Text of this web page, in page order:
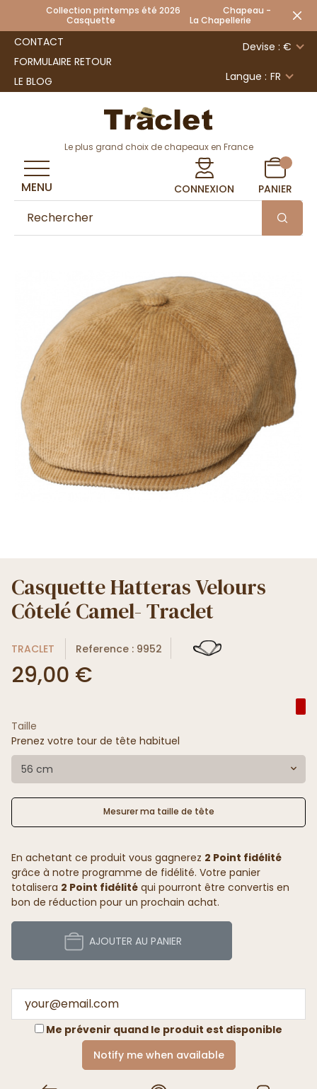
Collection printemps été 2026 Chapeau -
Casquette La Chapellerie
CONTACT
FORMULAIRE RETOUR
LE BLOG
Devise : €
Langue : FR
Le plus grand choix de chapeaux en France
CONNEXION PANIER
MENU
Casquette Hatteras Velours
Côtelé Camel- Traclet
TRACLET Reference : 9952
29,00 €
Taille
Prenez votre tour de tête habituel
56 cm
Mesurer ma taille de tête
En achetant ce produit vous gagnerez 2 Point fidélité
grâce à notre programme de fidélité. Votre panier
totalisera 2 Point fidélité qui pourront être convertis en
bon de réduction pour un prochain achat.
AJOUTER AU PANIER
Me prévenir quand le produit est disponible
Notify me when available